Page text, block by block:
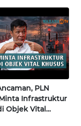
di Fujisawa
PLN
Infrastruktur
Objek Vital